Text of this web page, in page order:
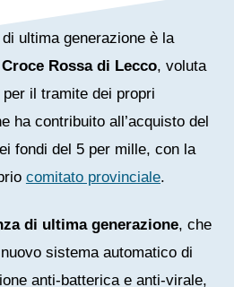
ultima generazione è la
Rossa di Lecco, voluta
il tramite dei propri
ha contribuito all’acquisto del
fondi del 5 per mille, con la
comitato provinciale.
di ultima generazione, che
sistema automatico di
anti-batterica e anti-virale,